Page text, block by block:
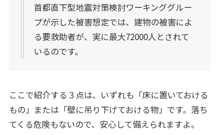
首都直下型地震対策検討ワーキンググルー
プが示した被害想定では、建物の被害によ
る要救助者が、実に最大72000人とされて
いるのです。
ここで紹介する３点は、いずれも「床に置いておける
もの」または「壁に吊り下げておける物」です。落ち
てくる危険もないので、安心して備えられますよ。